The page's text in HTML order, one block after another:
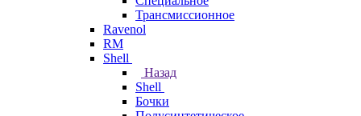
Трансмиссионное
Ravenol
RM
Shell
Назад
Shell
Бочки